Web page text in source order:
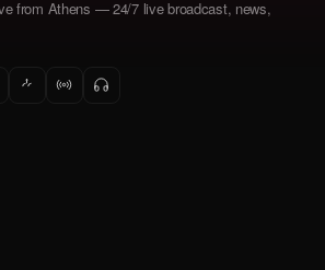
from Athens — 24/7 live broadcast, news,